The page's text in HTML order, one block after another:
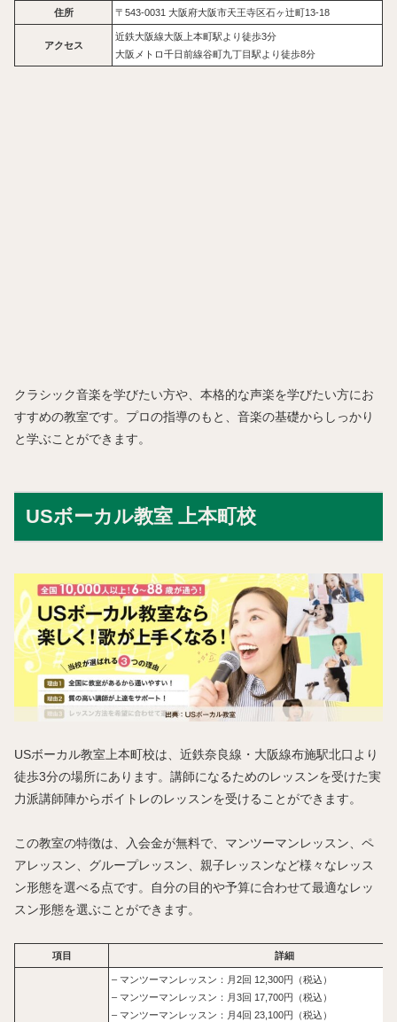
住所 〒543-0031 大阪府大阪市天王寺区石ヶ辻町13-18
アクセス
近鉄大阪線大阪上本町駅より徒歩3分
大阪メトロ千日前線谷町九丁目駅より徒歩8分
クラシック音楽を学びたい方や、本格的な声楽を学びたい方にお
すすめの教室です。プロの指導のもと、音楽の基礎からしっかり
と学ぶことができます。
USボーカル教室 上本町校
USボーカル教室上本町校は、近鉄奈良線・大阪線布施駅北口より
徒歩3分の場所にあります。講師になるためのレッスンを受けた実
力派講師陣からボイトレのレッスンを受けることができます。
この教室の特徴は、入会金が無料で、マンツーマンレッスン、ペ
アレッスン、グループレッスン、親子レッスンなど様々なレッス
ン形態を選べる点です。自分の目的や予算に合わせて最適なレッ
スン形態を選ぶことができます。
項目 詳細
– マンツーマンレッスン：月2回 12,300円（税込）
– マンツーマンレッスン：月3回 17,700円（税込）
– マンツーマンレッスン：月4回 23,100円（税込）